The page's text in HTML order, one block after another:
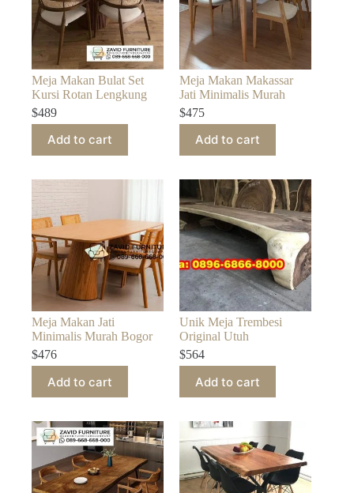
Meja Makan Bulat Set
Kursi Rotan Lengkung
$489
Add to cart
Meja Makan Makassar
Jati Minimalis Murah
$475
Add to cart
Meja Makan Jati
Minimalis Murah Bogor
$476
Add to cart
Unik Meja Trembesi
Original Utuh
$564
Add to cart